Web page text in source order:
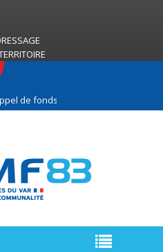
de fonds incendies de forêt